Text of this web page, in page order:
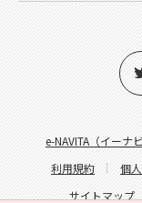
e-NAVITA（イーナ
利用規約
個
サイトマップ